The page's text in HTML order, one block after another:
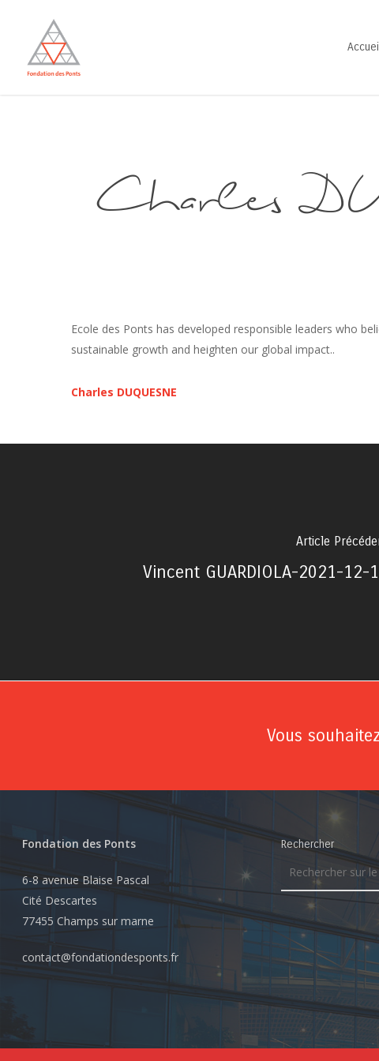
content
Accueil
Charles
Ecole des Ponts has developed responsible leaders who
sustainable growth and heighten our global impact..
Charles DUQUESNE
Article
Vincent GUARDIOLA-2021-12-
Vous
Fondation des Ponts
6-8 avenue Blaise Pascal
Cité Descartes
77455 Champs sur marne
contact@fondationdesponts.fr
Rechercher